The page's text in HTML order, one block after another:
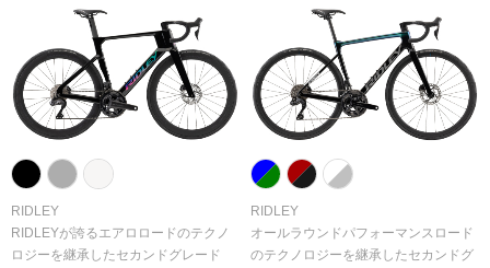
RIDLEY
RIDLEYが誇るエアロロードのテクノ
ロジーを継承したセカンドグレード
RIDLEY
オールラウンドパフォーマンスロード
のテクノロジーを継承したセカンドグ